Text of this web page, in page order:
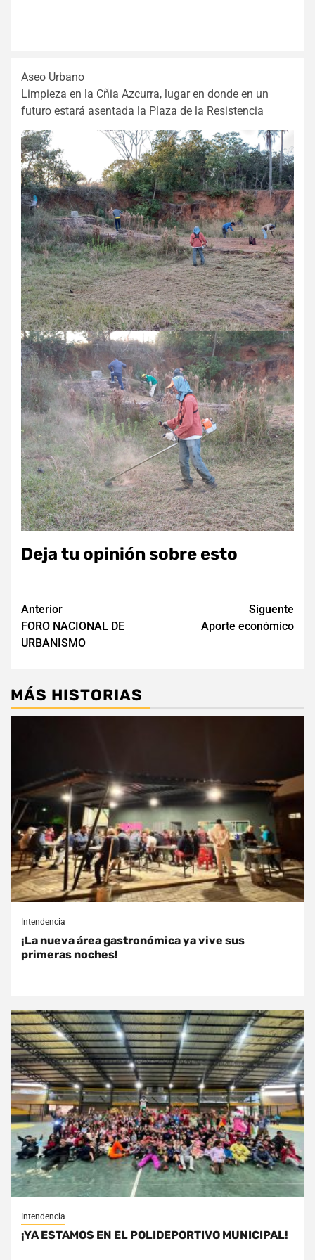
Aseo Urbano
Limpieza en la Cñia Azcurra, lugar en donde en un
futuro estará asentada la Plaza de la Resistencia
Deja tu opinión sobre esto
Navegación
de
Anterior
FORO NACIONAL DE
URBANISMO
Siguente
Aporte económico
MÁS HISTORIAS
Intendencia
¡La nueva área gastronómica ya vive sus
primeras noches!
Intendencia
¡YA ESTAMOS EN EL POLIDEPORTIVO MUNICIPAL!